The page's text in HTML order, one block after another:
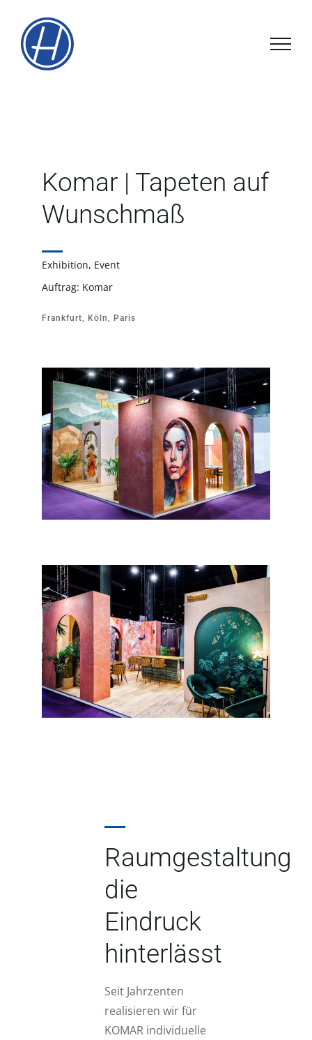
Inhalt
springen
Komar | Tapeten auf
Wunschmaß
Exhibition, Event
Auftrag: Komar
Frankfurt, Köln, Paris
Raumgestaltung
die
Eindruck
hinterlässt
Seit Jahrzenten
realisieren wir für
KOMAR individuelle